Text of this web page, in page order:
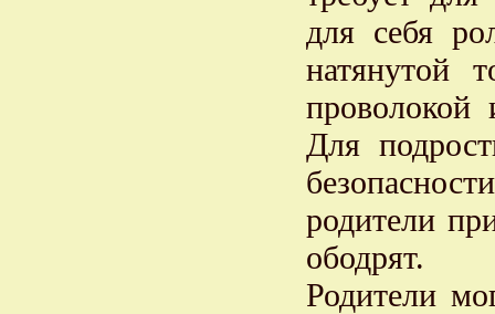
для себя
натянутой
проволокой
Для
родители
ободрят.
Родители